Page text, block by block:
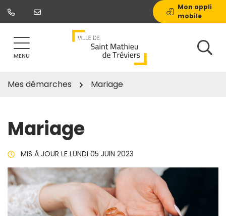
Aller
Mon appli
mobile
MENU
Mes démarches Mariage
Mariage
MIS À JOUR LE LUNDI 05 JUIN 2023